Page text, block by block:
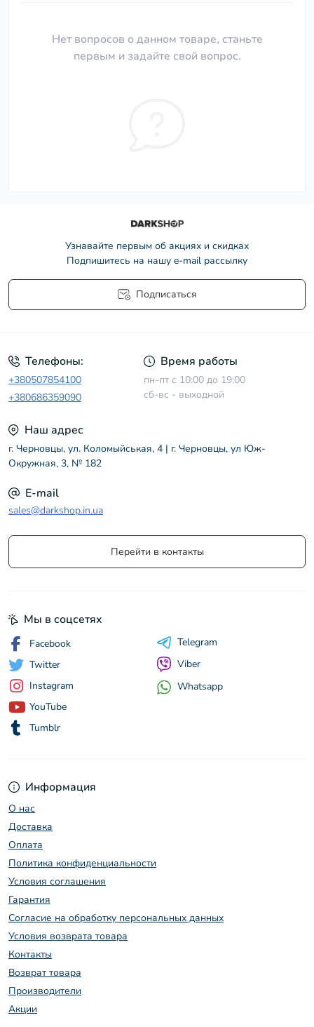
Нет вопросов о данном товаре, станьте
первым и задайте свой вопрос.
Узнавайте первым об акциях и скидках
Подпишитесь на нашу e-mail рассылку
Подписаться
Телефоны:
+380507854100
+380686359090
Время работы
пн-пт с 10:00 до 19:00
сб-вс - выходной
Наш адрес
г. Черновцы, ул. Коломыйськая, 4 | г. Черновцы, ул Юж-
Окружная, 3, № 182
E-mail
sales@darkshop.in.ua
Перейти в контакты
Информация
О нас
Доставка
Оплата
Политика конфиденциальности
Условия соглашения
Гарантия
Согласие на обработку персональных данных
Условия возврата товара
Контакты
Возврат товара
Производители
Акции
Мы в соцсетях
Facebook
Twitter
Instagram
YouTube
Tumblr
Telegram
Viber
Whatsapp